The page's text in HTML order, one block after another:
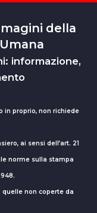
della
informazione,
in proprio, non richiede
ai sensi dell’art. 21
norme sulla stampa
non coperte da